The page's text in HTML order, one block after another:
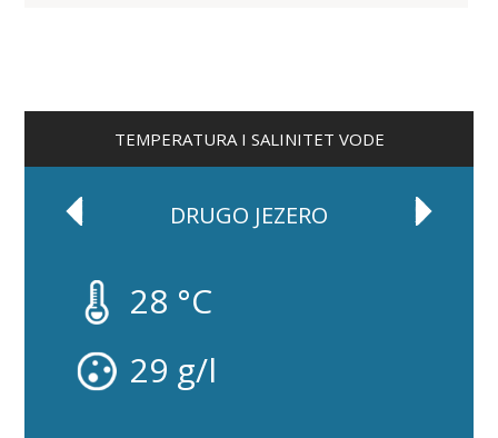
TEMPERATURA I SALINITET VODE
DRUGO JEZERO
28 °C
29 g/l